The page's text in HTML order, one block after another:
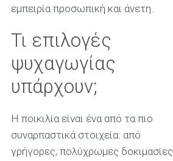
εμπειρία προσωπική και άνετη.
Τι επιλογές
ψυχαγωγίας
υπάρχουν;
Η ποικιλία είναι ένα από τα πιο
συναρπαστικά στοιχεία: από
γρήγορες, πολύχρωμες δοκιμασίες